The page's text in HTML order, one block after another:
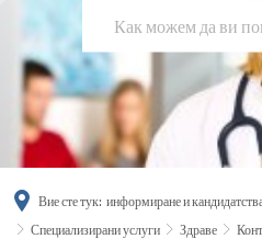
Вие сте тук: информиране и
Специализирани услуги
Здраве